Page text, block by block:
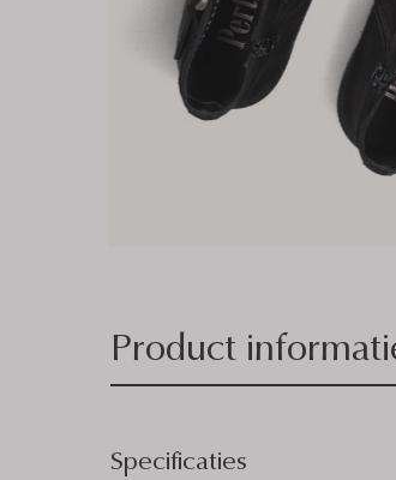
Product
Specificaties